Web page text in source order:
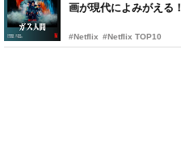
画が現代によみがえる！
#Netflix #Netflix TOP10